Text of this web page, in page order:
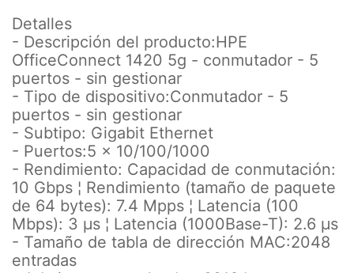
Detalles
- Descripción del producto:HPE
OfficeConnect 1420 5g - conmutador - 5
puertos - sin gestionar
- Tipo de dispositivo:Conmutador - 5
puertos - sin gestionar
- Subtipo: Gigabit Ethernet
- Puertos:5 x 10/100/1000
- Rendimiento: Capacidad de conmutación:
10 Gbps ¦ Rendimiento (tamaño de paquete
de 64 bytes): 7.4 Mpps ¦ Latencia (100
Mbps): 3 µs ¦ Latencia (1000Base-T): 2.6 µs
- Tamaño de tabla de dirección MAC:2048
entradas